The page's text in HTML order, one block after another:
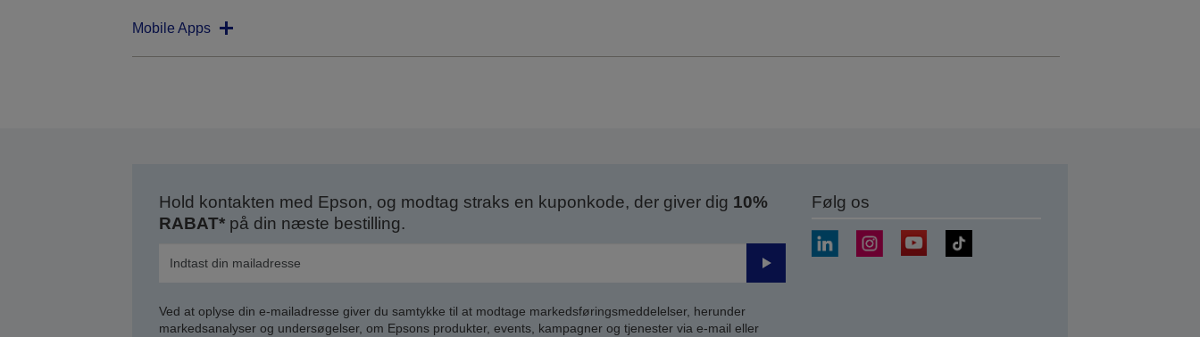
Mobile Apps
Hold kontakten med Epson, og modtag straks en kuponkode, der giver dig 10%
RABAT*på din næste bestilling.
Send
Ved at oplyse din e-mailadresse giver du samtykke til at modtage markedsføringsmeddelelser, herunder
markedsanalyser og undersøgelser, om Epsons produkter, events, kampagner og tjenester via e-mail eller
Følg os